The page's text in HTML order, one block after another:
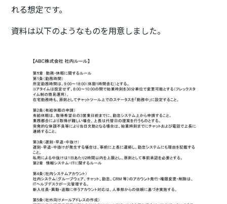
れる想定です。
資料は以下のようなものを用意しました。